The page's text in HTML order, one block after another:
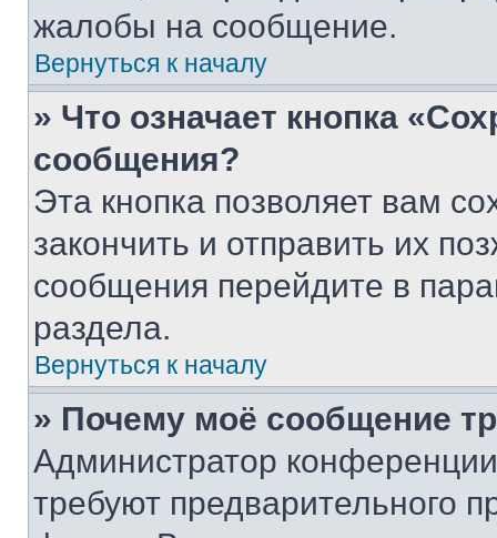
жалобы на сообщение.
Вернуться к началу
» Что означает кнопка
сообщения?
Эта кнопка позволяет вам
закончить и отправить их
сообщения перейдите в
раздела.
Вернуться к началу
» Почему моё сообщение
Администратор
требуют предварительного